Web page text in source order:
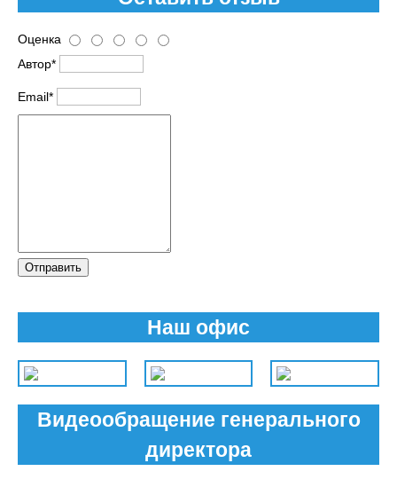
Оценка
Автор*
Email*
Отправить
Наш офис
Видеообращение генерального
директора